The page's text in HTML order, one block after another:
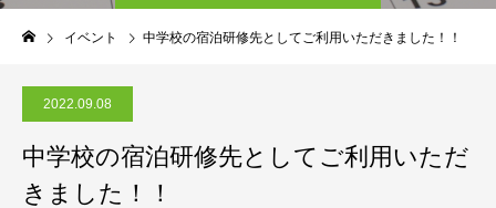
イベント 中学校の宿泊研修先としてご利用いただきました！！
2022.09.08
中学校の宿泊研修先としてご利用いただ
きました！！